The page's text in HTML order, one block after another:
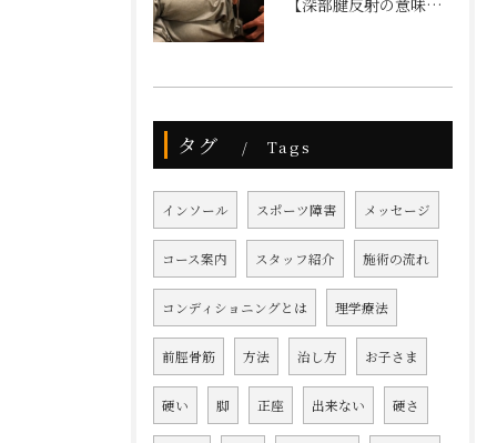
タグ Tags
インソール スポーツ障害 メッセージ
コース案内 スタッフ紹介 施術の流れ
コンディショニングとは 理学療法
前脛骨筋 方法 治し方 お子さま
硬い 脚 正座 出来ない 硬さ